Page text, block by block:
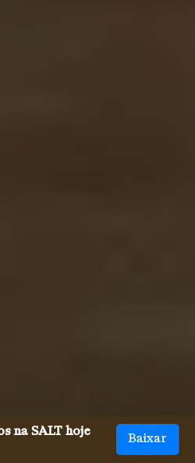
na SALT hoje
Baixar